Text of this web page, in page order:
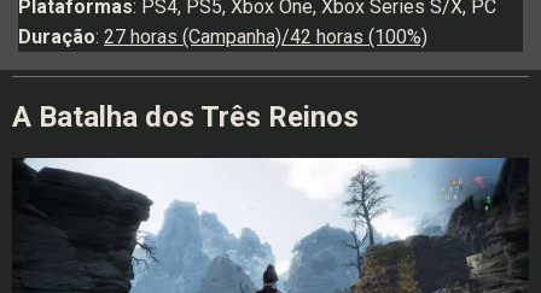
Plataformas: PS4, PS5, Xbox One, Xbox Series S/X, PC
Duração: 27 horas (Campanha)/42 horas (100%)
A Batalha dos Três Reinos